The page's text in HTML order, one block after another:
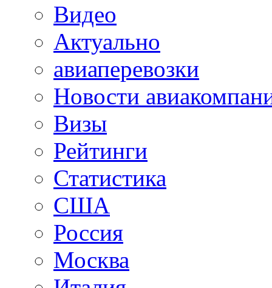
Видео
Актуально
авиаперевозки
Новости
Визы
Рейтинги
Статистика
США
Россия
Москва